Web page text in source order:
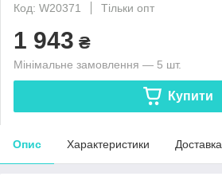
Код: W20371
Тільки опт
1 943 ₴
Мінімальне замовлення — 5 шт.
Купити
Опис Характеристики Доставка